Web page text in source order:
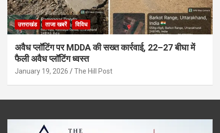
उत्तराखंड ताजा खबरें विविध
अवैध प्लॉटिंग पर MDDA की सख्त कार्रवाई, 22–27 बीघा में
फैली अवैध प्लॉटिंग ध्वस्त
January 19, 2026 The Hill Post